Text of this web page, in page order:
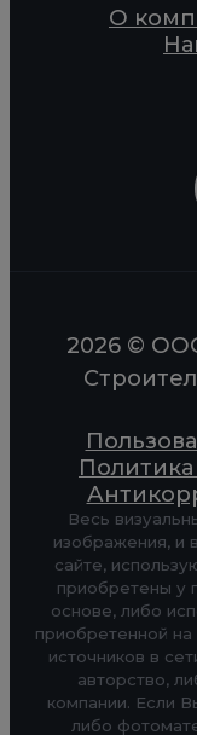
О
2026 ©
Весь
изображения, и
сайте,
приобретены у
основе, либо
приобретенной на
источников в
авторство,
компании. Если
либо